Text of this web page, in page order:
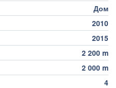
Дом
2010
2015
2 200 m
2 000 m
4